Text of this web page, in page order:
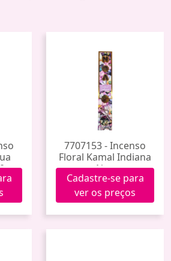
7707153 - Incenso
Floral Kamal Indiana
Noa
Cadastre-se para
ver os preços